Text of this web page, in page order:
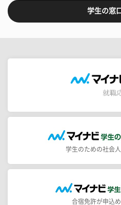
学生の窓
学生のための社会
合宿免許が申込